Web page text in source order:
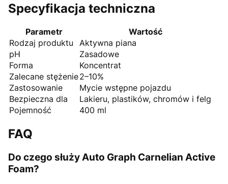
Specyfikacja techniczna
Parametr
Wartość
Rodzaj produktu
Aktywna piana
pH
Zasadowe
Forma
Koncentrat
Zalecane stężenie2–10%
Zastosowanie
Mycie wstępne pojazdu
Bezpieczna dla
Lakieru, plastików, chromów i felg
Pojemność
400 ml
FAQ
Do czego służy Auto Graph Carnelian Active
Foam?